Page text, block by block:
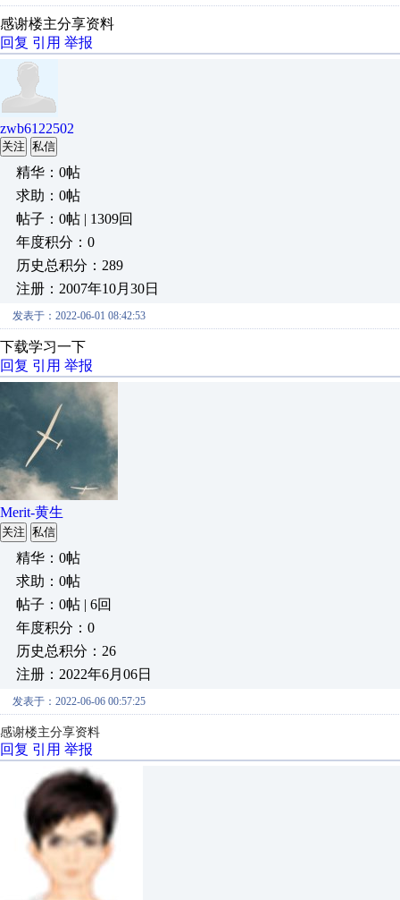
感谢楼主分享资料
回复 引用 举报
zwb6122502
关注 私信
精华：0帖
求助：0帖
帖子：0帖 | 1309回
年度积分：0
历史总积分：289
注册：2007年10月30日
发表于：2022-06-01 08:42:53
下载学习一下
回复 引用 举报
Merit-黄生
关注 私信
精华：0帖
求助：0帖
帖子：0帖 | 6回
年度积分：0
历史总积分：26
注册：2022年6月06日
发表于：2022-06-06 00:57:25
感谢楼主分享资料
回复 引用 举报